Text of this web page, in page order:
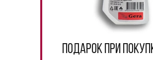
Подарок при